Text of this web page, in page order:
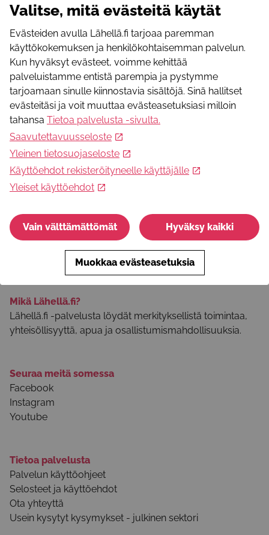
palvelussa.
Postiosoite
Kumppanuustalo Artteli, Mustanlahdenkatu 22
33100 Tampere
Pirkanmaa,FI
WWW-osoite
https://www.tampereenvanhemmat.fi/
Sähköpostiosoite
hallitus@tampereenvanhemmat.fi
https://www.facebook.com/tampereenvanhemmat
Instagram
https://www.instagram.com/tampereenvanhemmatry?
Mikä Lähellä.fi?
Lähellä.fi -palvelusta löydät merkityksellistä toimintaa,
yhteisöllisyyttä, apua ja osallistumismahdollisuuksia.
Seuraa meitä somessa
Facebook
Instagram
Youtube
Tietoa palvelusta
Palvelun käyttöohjeet
Selosteet ja käyttöehdot
Ota yhteyttä
Usein kysytyt kysymykset - julkinen sektori
Valitse, mitä evästeitä käytät
Evästeiden avulla Lähellä.fi tarjoaa paremman
käyttökokemuksen ja henkilökohtaisemman palvelun.
Kun hyväksyt evästeet, voimme kehittää
palveluistamme entistä parempia ja pystymme
tarjoamaan sinulle kiinnostavia sisältöjä. Sinä hallitset
evästeitäsi ja voit muuttaa evästeasetuksiasi milloin
tahansa Tietoa palvelusta -sivulta.
Saavutettavuusseloste
Yleinen tietosuojaseloste
Käyttöehdot rekisteröityneelle käyttäjälle
Yleiset käyttöehdot
Vain välttämättömät Hyväksy kaikki
Muokkaa evästeasetuksia